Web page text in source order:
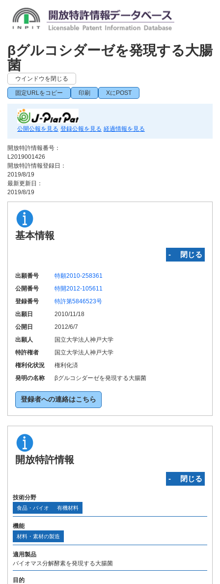
βグルコシダーゼを発現する大腸
菌
ウインドウを閉じる
固定URLをコピー 印刷 XにPOST
公開公報を見る 登録公報を見る 経過情報を見る
開放特許情報番号：
L2019001426
開放特許情報登録日：
2019/8/19
最新更新日：
2019/8/19
基本情報
‐ 閉じる
出願番号
特願2010-258361
公開番号
特開2012-105611
登録番号
特許第5846523号
出願日
2010/11/18
公開日
2012/6/7
出願人
国立大学法人神戸大学
特許権者
国立大学法人神戸大学
権利化状況
権利化済
発明の名称
βグルコシダーゼを発現する大腸菌
登録者への連絡はこちら
開放特許情報
‐ 閉じる
技術分野
食品・バイオ 有機材料
機能
材料・素材の製造
適用製品
バイオマス分解酵素を発現する大腸菌
目的